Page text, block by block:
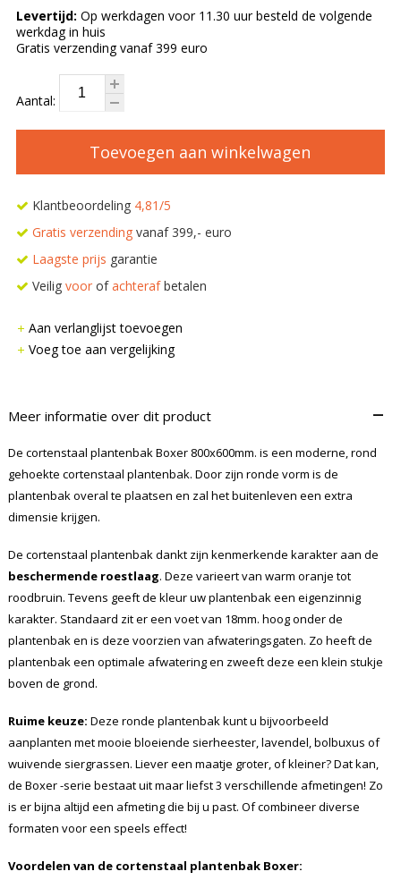
Levertijd: Op werkdagen voor 11.30 uur besteld de volgende
werkdag in huis
Gratis verzending vanaf 399 euro
Aantal:
Toevoegen aan winkelwagen
Klantbeoordeling 4,81/5
Gratis verzendingvanaf 399,- euro
Laagste prijs garantie
Veilig voorofachterafbetalen
Aan verlanglijst toevoegen
Voeg toe aan vergelijking
Meer informatie over dit product –
De cortenstaal plantenbak Boxer 800x600mm. is een moderne, rond
gehoekte cortenstaal plantenbak. Door zijn ronde vorm is de
plantenbak overal te plaatsen en zal het buitenleven een extra
dimensie krijgen.
De cortenstaal plantenbak dankt zijn kenmerkende karakter aan de
beschermende roestlaag. Deze varieert van warm oranje tot
roodbruin. Tevens geeft de kleur uw plantenbak een eigenzinnig
karakter. Standaard zit er een voet van 18mm. hoog onder de
plantenbak en is deze voorzien van afwateringsgaten. Zo heeft de
plantenbak een optimale afwatering en zweeft deze een klein stukje
boven de grond.
Ruime keuze: Deze ronde plantenbak kunt u bijvoorbeeld
aanplanten met mooie bloeiende sierheester, lavendel, bolbuxus of
wuivende siergrassen. Liever een maatje groter, of kleiner? Dat kan,
de Boxer -serie bestaat uit maar liefst 3 verschillende afmetingen! Zo
is er bijna altijd een afmeting die bij u past. Of combineer diverse
formaten voor een speels effect!
Voordelen van de cortenstaal plantenbak Boxer: